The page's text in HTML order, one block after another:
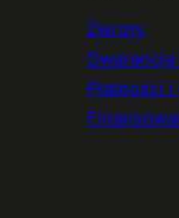
Zwroty
Płatności i